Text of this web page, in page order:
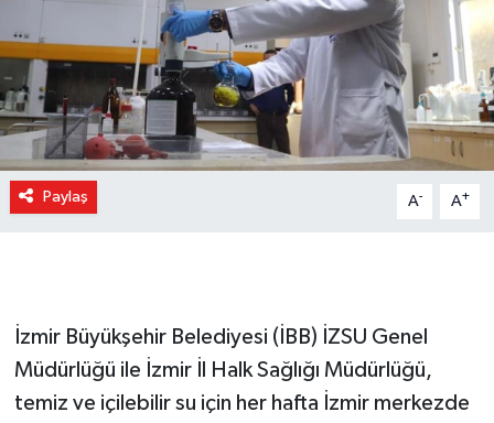
Paylaş A- A+
İzmir Büyükşehir Belediyesi (İBB) İZSU Genel
Müdürlüğü ile İzmir İl Halk Sağlığı Müdürlüğü,
temiz ve içilebilir su için her hafta İzmir merkezde